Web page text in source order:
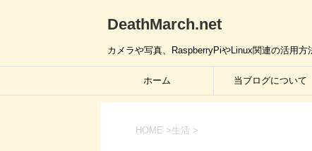
DeathMarch.net
カメラや写真、RaspberryPiやLinux関連の活用
ホーム 当ブログについて
HOME >生活 >